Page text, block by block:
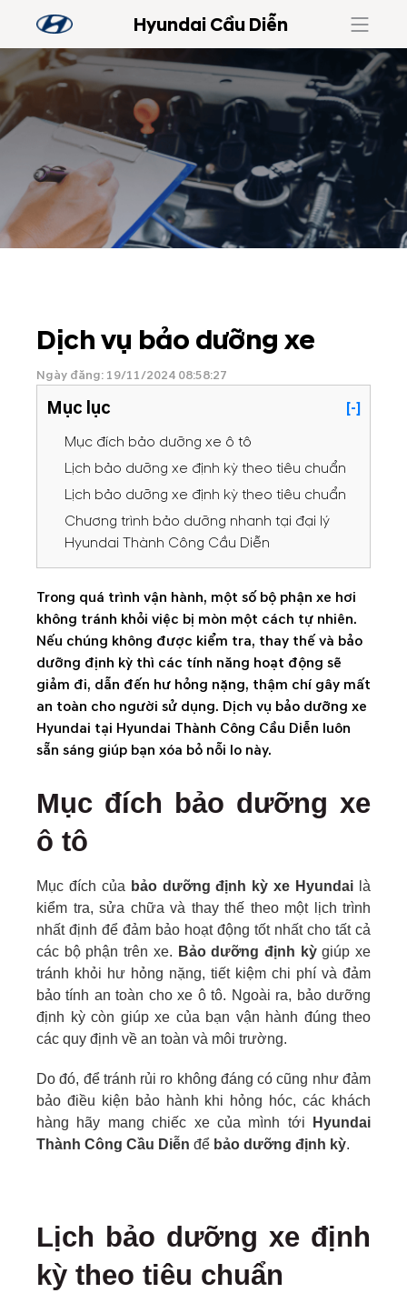
Hyundai Cầu Diễn
Dịch vụ bảo dưỡng xe
Ngày đăng: 19/11/2024 08:58:27
Mục lục
[-]
Mục đích bảo dưỡng xe ô tô
Lịch bảo dưỡng xe định kỳ theo tiêu chuẩn
Lịch bảo dưỡng xe định kỳ theo tiêu chuẩn
Chương trình bảo dưỡng nhanh tại đại lý
Hyundai Thành Công Cầu Diễn
Trong quá trình vận hành, một số bộ phận xe hơi
không tránh khỏi việc bị mòn một cách tự nhiên.
Nếu chúng không được kiểm tra, thay thế và bảo
dưỡng định kỳ thì các tính năng hoạt động sẽ
giảm đi, dẫn đến hư hỏng nặng, thậm chí gây mất
an toàn cho người sử dụng. Dịch vụ bảo dưỡng xe
Hyundai tại Hyundai Thành Công Cầu Diễn luôn
sẵn sáng giúp bạn xóa bỏ nỗi lo này.
Mục đích bảo dưỡng xe
ô tô
Mục đích của bảo dưỡng định kỳ xe Hyundai là
kiểm tra, sửa chữa và thay thế theo một lịch trình
nhất định để đảm bảo hoạt động tốt nhất cho tất cả
các bộ phận trên xe. Bảo dưỡng định kỳgiúp xe
tránh khỏi hư hỏng nặng, tiết kiệm chi phí và đảm
bảo tính an toàn cho xe ô tô. Ngoài ra, bảo dưỡng
định kỳ còn giúp xe của bạn vận hành đúng theo
các quy định về an toàn và môi trường.
Do đó, để tránh rủi ro không đáng có cũng như đảm
bảo điều kiện bảo hành khi hỏng hóc, các khách
hàng hãy mang chiếc xe của mình tới
Hyundai
Thành Công Cầu Diễn để bảo dưỡng định kỳ.
Lịch bảo dưỡng xe định
kỳ theo tiêu chuẩn